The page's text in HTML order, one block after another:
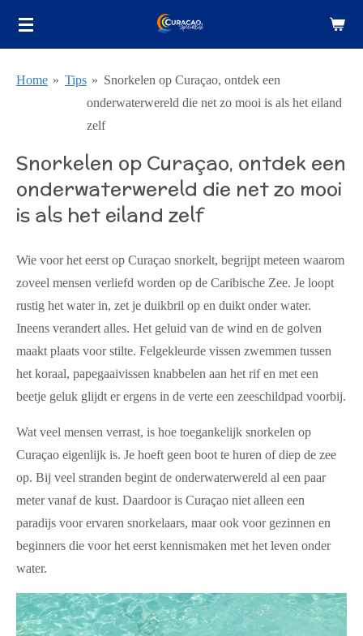
Ga
de
hoofdinhoud
Home » Tips » Snorkelen op Curaçao, ontdek een
onderwaterwereld die net zo mooi is als het eiland
zelf
Snorkelen op Curaçao, ontdek een
onderwaterwereld die net zo mooi
is als het eiland zelf
Wie voor het eerst op Curaçao snorkelt, begrijpt meteen waarom
zoveel mensen verliefd worden op de Caribische Zee. Je loopt
rustig het water in, zet je duikbril op en duikt onder water.
Ineens verandert alles. Het geluid van de wind en de golven
maakt plaats voor stilte. Felgekleurde vissen zwemmen tussen
het koraal, papegaaivissen knabbelen aan het rif en met een
beetje geluk glijdt er ergens in de verte een zeeschildpad voorbij.
Wat veel mensen verrast, is hoe toegankelijk snorkelen op
Curaçao eigenlijk is. Je hoeft geen boot te huren of diep de zee
op. Bij veel stranden begint de onderwaterwereld al een paar
meter vanaf de kust. Daardoor is Curaçao niet alleen een
paradijs voor ervaren snorkelaars, maar ook voor gezinnen en
beginners die voor het eerst kennismaken met het leven onder
water.